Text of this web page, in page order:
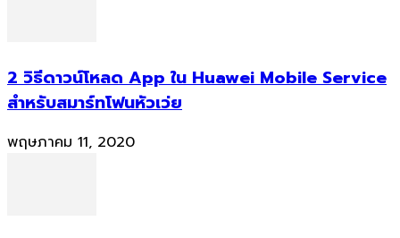
2 วิธีดาวน์โหลด App ใน Huawei Mobile Service
สำหรับสมาร์ทโฟนหัวเว่ย
พฤษภาคม 11, 2020